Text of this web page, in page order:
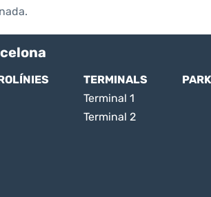
TERMINALS
Terminal 1
Terminal 2